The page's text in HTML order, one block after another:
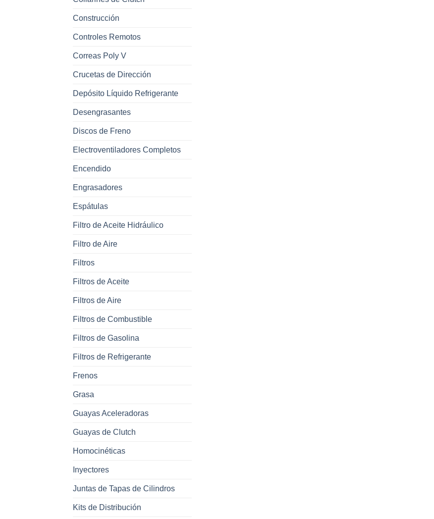
Construcción
Controles Remotos
Correas Poly V
Crucetas de Dirección
Depósito Líquido Refrigerante
Desengrasantes
Discos de Freno
Electroventiladores Completos
Encendido
Engrasadores
Espátulas
Filtro de Aceite Hidráulico
Filtro de Aire
Filtros
Filtros de Aceite
Filtros de Aire
Filtros de Combustible
Filtros de Gasolina
Filtros de Refrigerante
Frenos
Grasa
Guayas Aceleradoras
Guayas de Clutch
Homocinéticas
Inyectores
Juntas de Tapas de Cilindros
Kits de Distribución